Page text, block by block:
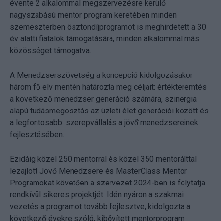
évente 2 alkalommal megszervezésre kerülő
nagyszabású mentor program keretében minden
szemeszterben ösztöndíjprogramot is meghirdetett a 30
év alatti fiatalok támogatására, minden alkalommal más
közösséget támogatva.
A Menedzserszövetség a koncepció kidolgozásakor
három fő elv mentén határozta meg céljait: értékteremtés
a következő menedzser generáció számára, szinergia
alapú tudásmegosztás az üzleti élet generációi között és
a legfontosabb: szerepvállalás a jövő̋ menedzsereinek
fejlesztésében.
Ezidáig közel 250 mentorral és közel 350 mentorálttal
lezajlott Jövő Menedzsere és MasterClass Mentor
Programokat követően a szervezet 2024-ben is folytatja
rendkívül sikeres projektjét. Idén nyáron a szakmai
vezetés a programot tovább fejlesztve, kidolgozta a
következő évekre szóló, kibővített mentorprogram